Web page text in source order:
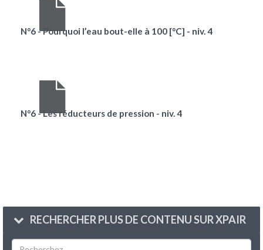
N°6 - Pourquoi l’eau bout-elle à 100 [°C] - niv. 4
N°6 - Les réducteurs de pression - niv. 4
RECHERCHER PLUS DE CONTENU SUR XPAIR